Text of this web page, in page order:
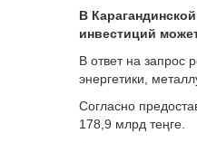
В
инвестиций
В ответ на запрос
энергетики,
Согласно
178,9 млрд теңге.